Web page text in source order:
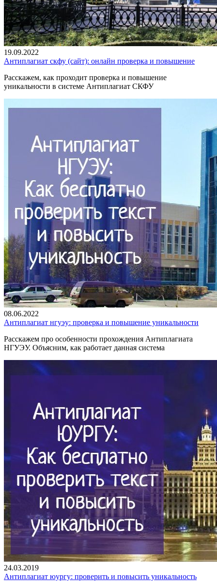
19.09.2022
Антиплагиат скфу (сайт): онлайн проверка и повышение
Расскажем, как проходит проверка и повышение
уникальности в системе Антиплагиат СКФУ
08.06.2022
Антиплагиат нгуэу: проверка и повышение уникальности
Расскажем про особенности прохождения Антиплагиата
НГУЭУ. Объясним, как работает данная система
24.03.2019
Антиплагиат юургу: проверить и повысить уникальность